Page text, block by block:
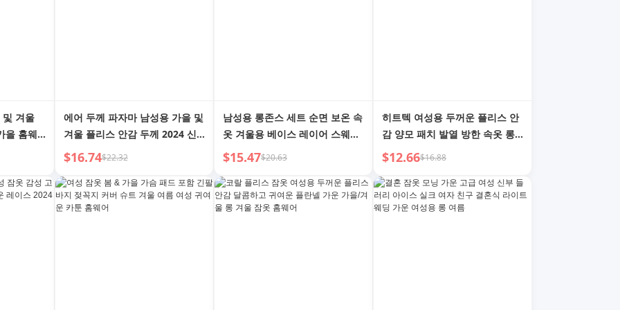
및 겨울
을 홈웨
에어 두께 파자마 남성용 가을 및
겨울 플리스 안감 두께 2024 신
상 겨울 남성용 따뜻한 라운지웨
어 세트
$16.74$22.32
남성용 롱존스 세트 순면 보온 속
옷 겨울용 베이스 레이어 스웨터
압축 팬츠 얇은 항균 올 코튼 스
웨터
$15.47$20.63
히트텍 여성용 두꺼운 플리스 안
감 양모 패치 발열 방한 속옷 롱
존 슈트 겨울
$12.66$16.88